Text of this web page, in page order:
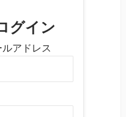
グイン
アドレス